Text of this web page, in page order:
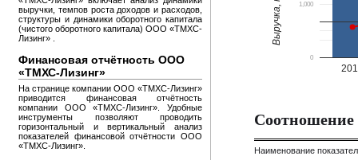
выручки, темпов роста доходов и расходов,
структуры и динамики оборотного капитала
(чистого оборотного капитала) ООО «ТМХС-
Лизинг» .
Финансовая отчётность ООО
«ТМХС-Лизинг»
На странице компании ООО «ТМХС-Лизинг»
приводится финансовая отчётность
компании ООО «ТМХС-Лизинг». Удобные
инструменты позволяют проводить
горизонтальный и вертикальный анализ
показателей финансовой отчётности ООО
«ТМХС-Лизинг».
0
1,000
Соотношение
Наименование